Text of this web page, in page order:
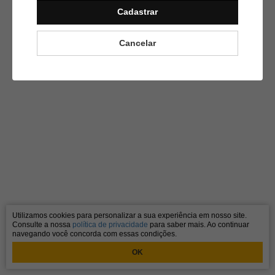
Cadastrar
Cancelar
Utilizamos cookies para personalizar a sua experiência em nosso site.
Consulte a nossa política de privacidade para saber mais. Ao continuar
navegando você concorda com essas condições.
OK